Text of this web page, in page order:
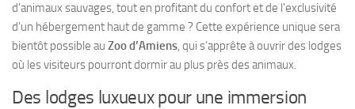
d’animaux sauvages, tout en profitant du confort et de l’exclusivité
d’un hébergement haut de gamme ? Cette expérience unique sera
bientôt possible au Zoo d’Amiens, qui s’apprête à ouvrir des lodges
où les visiteurs pourront dormir au plus près des animaux.
Des lodges luxueux pour une immersion